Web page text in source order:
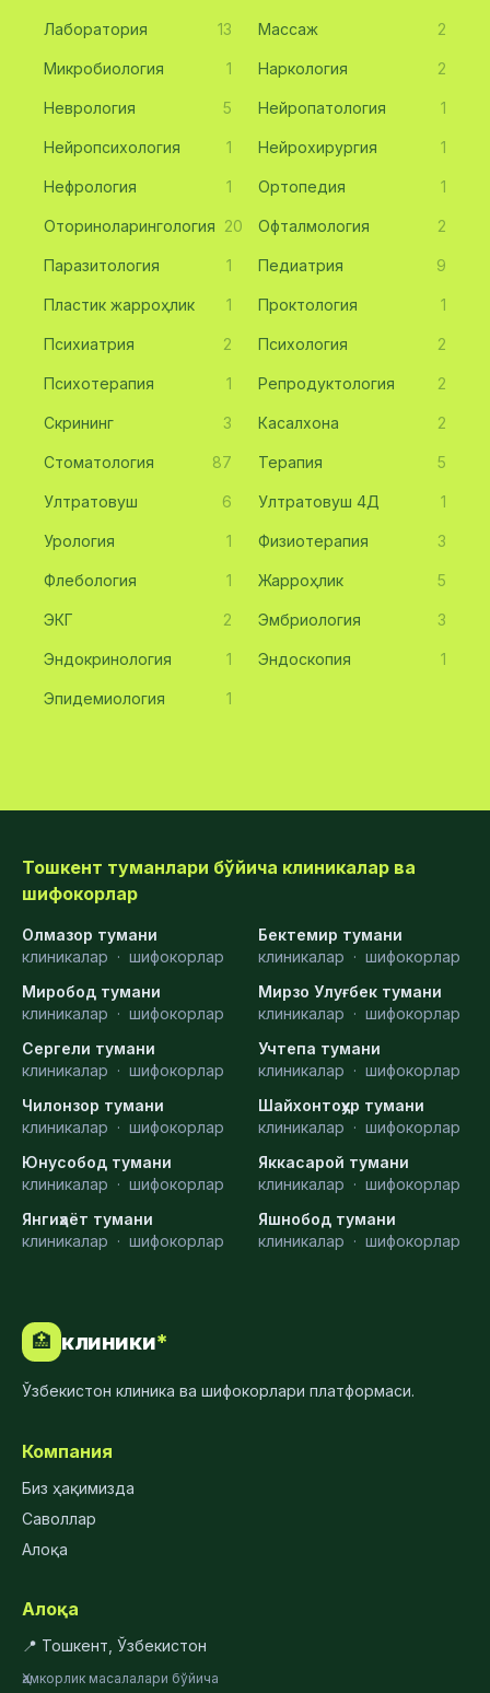
Лаборатория 13 Массаж 2
Микробиология 1 Наркология 2
Неврология 5 Нейропатология 1
Нейропсихология 1 Нейрохирургия 1
Нефрология 1 Ортопедия 1
Оториноларингология 20 Офталмология 2
Паразитология 1 Педиатрия 9
Пластик жарроҳлик 1 Проктология 1
Психиатрия 2 Психология 2
Психотерапия 1 Репродуктология 2
Скрининг 3 Касалхона 2
Стоматология 87 Терапия 5
Ултратовуш 6 Ултратовуш 4Д 1
Урология 1 Физиотерапия 3
Флебология 1 Жарроҳлик 5
ЭКГ 2 Эмбриология 3
Эндокринология 1 Эндоскопия 1
Эпидемиология 1
Тошкент туманлари бўйича клиникалар ва
шифокорлар
Олмазор тумани
клиникалар · шифокорлар
Бектемир тумани
клиникалар · шифокорлар
Миробод тумани
клиникалар · шифокорлар
Мирзо Улуғбек тумани
клиникалар · шифокорлар
Сергели тумани
клиникалар · шифокорлар
Учтепа тумани
клиникалар · шифокорлар
Чилонзор тумани
клиникалар · шифокорлар
Шайхонтоҳур тумани
клиникалар · шифокорлар
Юнусобод тумани
клиникалар · шифокорлар
Яккасарой тумани
клиникалар · шифокорлар
Янгиҳаёт тумани
клиникалар · шифокорлар
Яшнобод тумани
клиникалар · шифокорлар
🏥 клиники*
Ўзбекистон клиника ва шифокорлари платформаси.
Компания
Биз ҳақимизда
Саволлар
Алоқа
Алоқа
📍 Тошкент, Ўзбекистон
Ҳамкорлик масалалари бўйича